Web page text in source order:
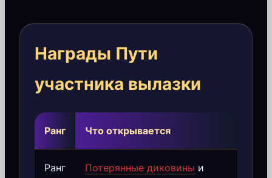
Награды Пути
участника вылазки
Ранг Что открывается
Ранг
Потерянные диковины и